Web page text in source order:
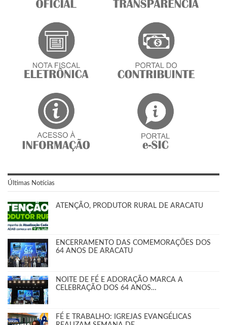
Últimas Notícias
ATENÇÃO, PRODUTOR RURAL DE ARACATU
ENCERRAMENTO DAS COMEMORAÇÕES DOS
64 ANOS DE ARACATU
NOITE DE FÉ E ADORAÇÃO MARCA A
CELEBRAÇÃO DOS 64 ANOS…
FÉ E TRABALHO: IGREJAS EVANGÉLICAS